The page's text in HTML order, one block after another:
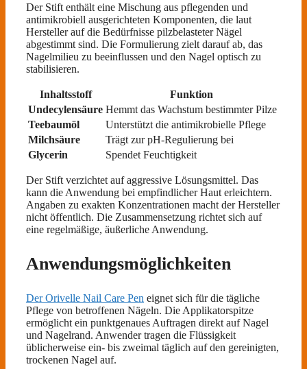
Der Stift enthält eine Mischung aus pflegenden und
antimikrobiell ausgerichteten Komponenten, die laut
Hersteller auf die Bedürfnisse pilzbelasteter Nägel
abgestimmt sind. Die Formulierung zielt darauf ab, das
Nagelmilieu zu beeinflussen und den Nagel optisch zu
stabilisieren.
Inhaltsstoff
Funktion
Undecylensäure Hemmt das Wachstum bestimmter Pilze
Teebaumöl
Unterstützt die antimikrobielle Pflege
Milchsäure
Trägt zur pH-Regulierung bei
Glycerin
Spendet Feuchtigkeit
Der Stift verzichtet auf aggressive Lösungsmittel. Das
kann die Anwendung bei empfindlicher Haut erleichtern.
Angaben zu exakten Konzentrationen macht der Hersteller
nicht öffentlich. Die Zusammensetzung richtet sich auf
eine regelmäßige, äußerliche Anwendung.
Anwendungsmöglichkeiten
Der Orivelle Nail Care Pen eignet sich für die tägliche
Pflege von betroffenen Nägeln. Die Applikatorspitze
ermöglicht ein punktgenaues Auftragen direkt auf Nagel
und Nagelrand. Anwender tragen die Flüssigkeit
üblicherweise ein- bis zweimal täglich auf den gereinigten,
trockenen Nagel auf.